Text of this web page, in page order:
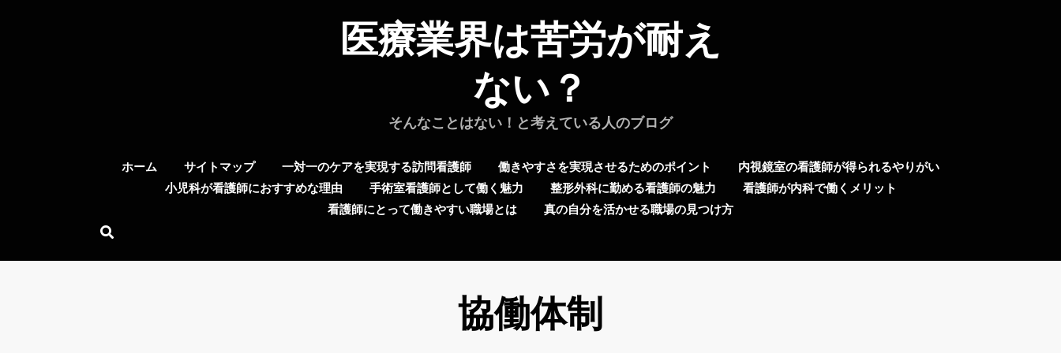
医療業界は苦労が耐え
ない？
そんなことはない！と考えている人のブログ
ホーム サイトマップ 一対一のケアを実現する訪問看護師 働きやすさを実現させるためのポイント
内視鏡室の看護師が得られるやりがい
小児科が看護師におすすめな理由
手術室看護師として働く魅力 整形外科に勤める看護師の魅力
看護師が内科で働くメリット
看護師にとって働きやすい職場とは
真の自分を活かせる職場の見つけ方
タグ
:
協働体制